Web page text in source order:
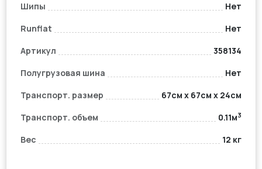
Шипы
Нет
Runflat
Нет
Артикул
358134
Полугрузовая шина
Нет
Транспорт. размер
67см x 67см x 24см
Транспорт. объем
0.11м3
Вес 12 кг